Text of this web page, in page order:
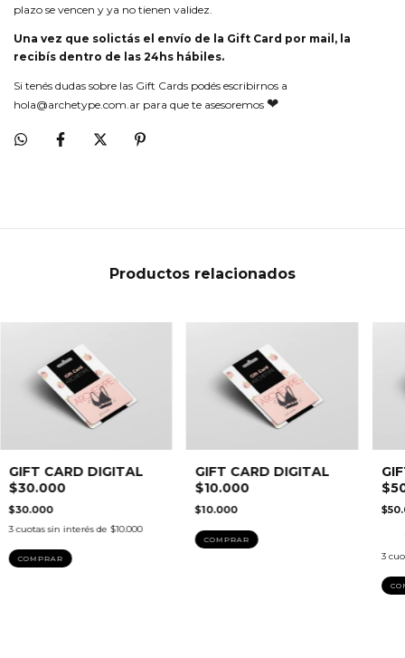
plazo se vencen y ya no tienen validez.
Una vez que solictás el envío de la Gift Card por mail, la
recibís dentro de las 24hs hábiles.
Si tenés dudas sobre las Gift Cards podés escribirnos a
hola@archetype.com.ar para que te asesoremos ❤
Productos relacionados
GIFT CARD DIGITAL
$30.000
$30.000
3 cuotas sin interés de $10.000
GIFT CARD DIGITAL
$10.000
$10.000
3